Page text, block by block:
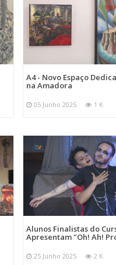
A4 - Novo Espaço
na Amadora
05 Junho 2025 1 K
Alunos Finalistas do
Apresentam "Oh! Ah!
25 Junho 2025 2 K